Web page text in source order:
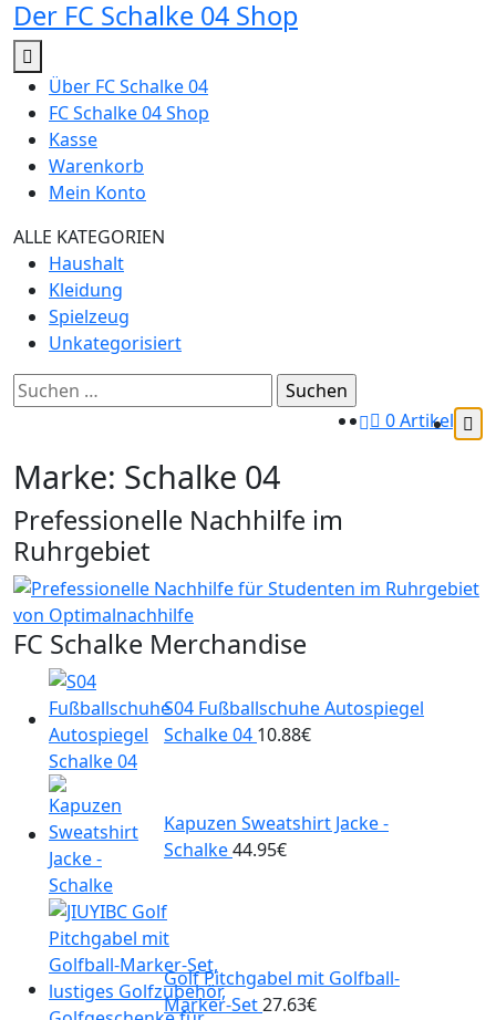
Zum
Inhalt
springen
Der FC Schalke 04 Shop
Über FC Schalke 04
FC Schalke 04 Shop
Kasse
Warenkorb
Mein Konto
ALLE KATEGORIEN
Haushalt
Kleidung
Spielzeug
Unkategorisiert
0 Artikel
Suchen
nach:
Marke: ‎Schalke 04
Prefessionelle Nachhilfe im
Ruhrgebiet
FC Schalke Merchandise
S04 Fußballschuhe Autospiegel
Schalke 04 10.88€
Kapuzen Sweatshirt Jacke -
Schalke44.95€
Golf Pitchgabel mit Golfball-
Marker-Set27.63€